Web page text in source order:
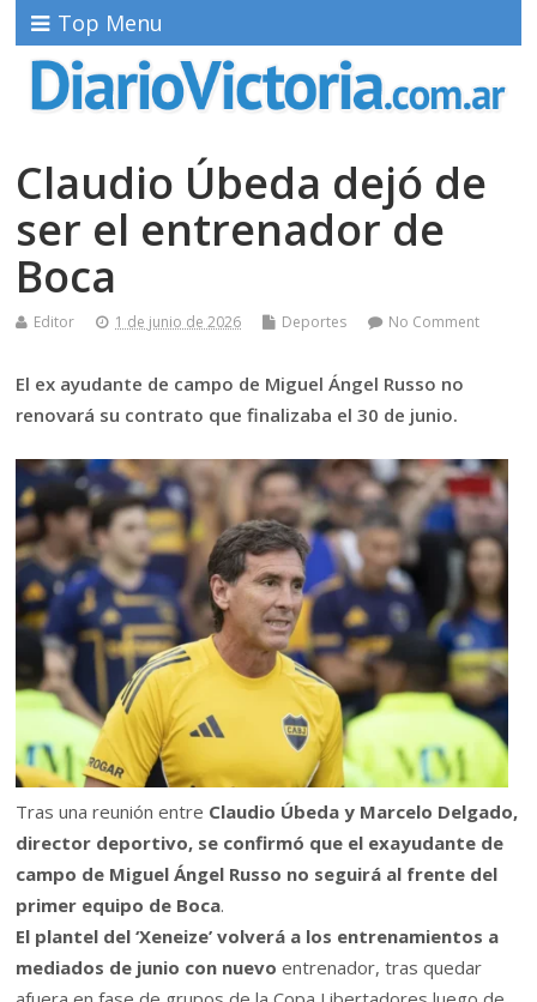
Top Menu
Claudio Úbeda dejó de
ser el entrenador de
Boca
Editor 1 de junio de 2026 Deportes No Comment
El ex ayudante de campo de Miguel Ángel Russo no
renovará su contrato que finalizaba el 30 de junio.
Tras una reunión entre Claudio Úbeda y Marcelo Delgado,
director deportivo, se confirmó que el exayudante de
campo de Miguel Ángel Russo no seguirá al frente del
primer equipo de Boca.
El plantel del ‘Xeneize’ volverá a los entrenamientos a
mediados de junio con nuevo entrenador, tras quedar